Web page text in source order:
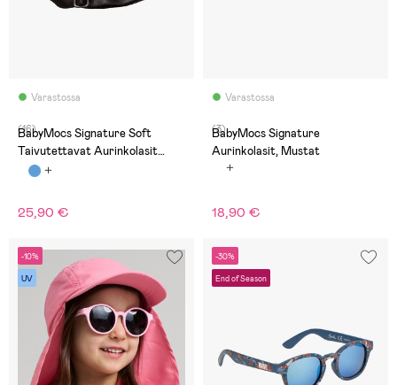
Varastossa
(16)
BabyMocs Signature Soft
Taivutettavat Aurinkolasit
Breakproof, Musta
25,90 €
Varastossa
(3)
BabyMocs Signature
Aurinkolasit, Mustat
18,90 €
-10%
UV
-30%
End of Season